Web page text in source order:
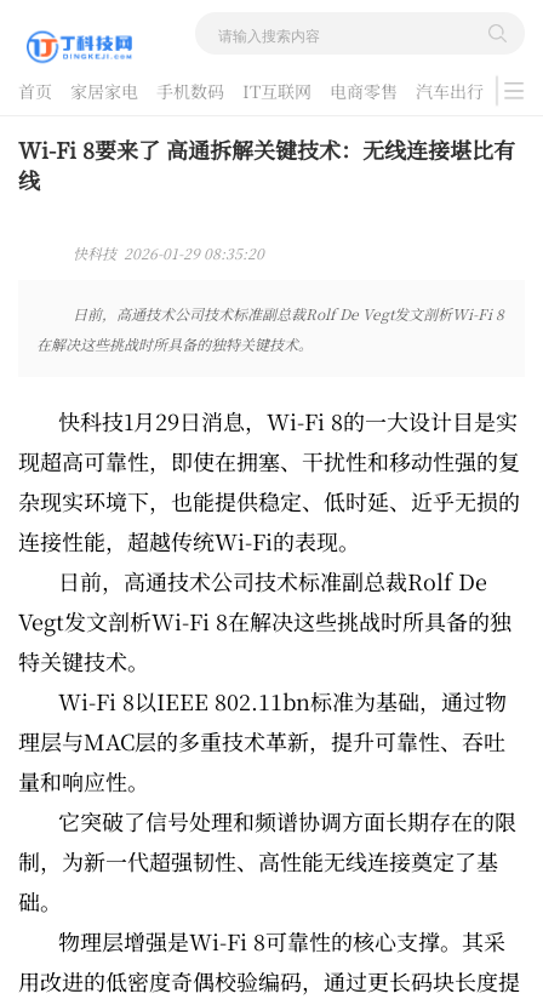
首页 家居家电 手机数码 IT互联网 电商零售 汽车出行
游戏
酷品评测
Wi-Fi 8要来了 高通拆解关键技术：无线连接堪比有
线
快科技 2026-01-29 08:35:20
日前，高通技术公司技术标准副总裁Rolf De Vegt发文剖析Wi-Fi 8
在解决这些挑战时所具备的独特关键技术。
快科技1月29日消息，Wi-Fi 8的一大设计目是实
现超高可靠性，即使在拥塞、干扰性和移动性强的复
杂现实环境下，也能提供稳定、低时延、近乎无损的
连接性能，超越传统Wi-Fi的表现。
日前，高通技术公司技术标准副总裁Rolf De
Vegt发文剖析Wi-Fi 8在解决这些挑战时所具备的独
特关键技术。
Wi-Fi 8以IEEE 802.11bn标准为基础，通过物
理层与MAC层的多重技术革新，提升可靠性、吞吐
量和响应性。
它突破了信号处理和频谱协调方面长期存在的限
制，为新一代超强韧性、高性能无线连接奠定了基
础。
物理层增强是Wi-Fi 8可靠性的核心支撑。其采
用改进的低密度奇偶校验编码，通过更长码块长度提